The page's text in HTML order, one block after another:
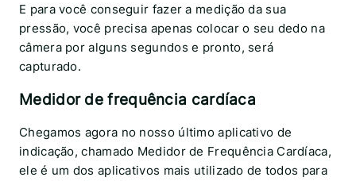
E para você conseguir fazer a medição da sua
pressão, você precisa apenas colocar o seu dedo na
câmera por alguns segundos e pronto, será
capturado.
Medidor de frequência cardíaca
Chegamos agora no nosso último aplicativo de
indicação, chamado Medidor de Frequência Cardíaca,
ele é um dos aplicativos mais utilizado de todos para